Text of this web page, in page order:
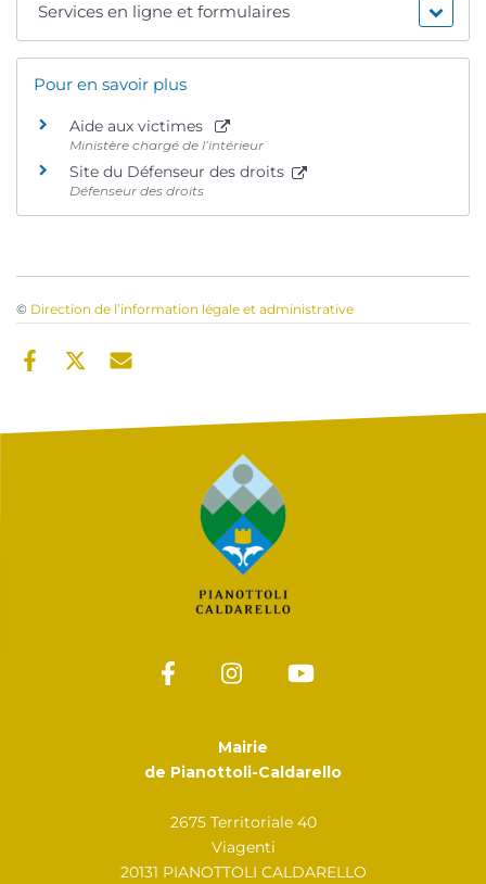
Services en ligne et formulaires
Pour en savoir plus
Aide aux victimes
Ministère chargé de l’intérieur
Site du Défenseur des droits
Défenseur des droits
© Direction de l’information légale et administrative
Mairie
de Pianottoli-Caldarello
2675 Territoriale 40
Viagenti
20131 PIANOTTOLI CALDARELLO